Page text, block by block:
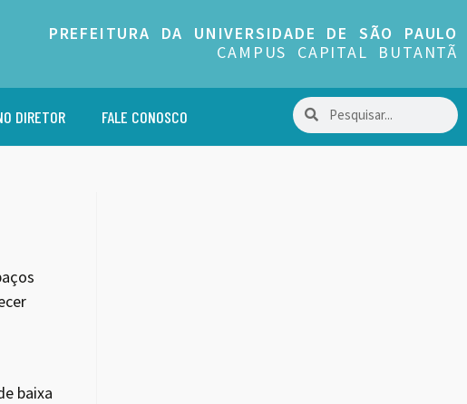
PREFEITURA DA UNIVERSIDADE DE SÃO PAULO
CAMPUS CAPITAL BUTANTÃ
DIRETOR FALE CONOSCO
baixa